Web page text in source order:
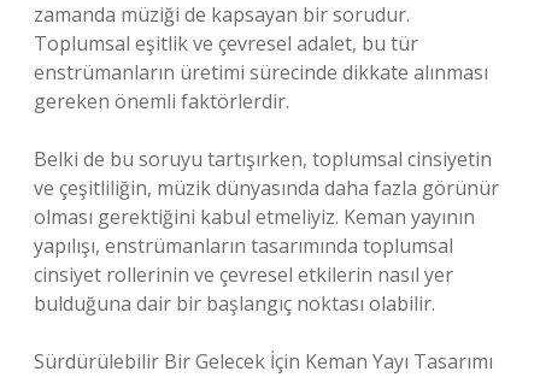
zamanda müziği de kapsayan bir sorudur.
Toplumsal eşitlik ve çevresel adalet, bu tür
enstrümanların üretimi sürecinde dikkate alınması
gereken önemli faktörlerdir.
Belki de bu soruyu tartışırken, toplumsal cinsiyetin
ve çeşitliliğin, müzik dünyasında daha fazla görünür
olması gerektiğini kabul etmeliyiz. Keman yayının
yapılışı, enstrümanların tasarımında toplumsal
cinsiyet rollerinin ve çevresel etkilerin nasıl yer
bulduğuna dair bir başlangıç noktası olabilir.
Sürdürülebilir Bir Gelecek İçin Keman Yayı Tasarımı